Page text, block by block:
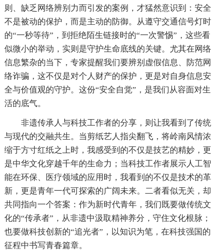
则、缺乏网络辨别力而引发的案例，才猛然意识到：安全
不是被动的保护，而是主动的防御。从遵守交通信号灯时
的“一秒等待”，到拒绝陌生链接时的“一次警惕”，这些看
似微小的举动，实则是守护生命底线的关键。尤其在网络
信息繁杂的当下，专家提醒我们要辨别虚假信息、防范网
络诈骗，这不仅是对个人财产的保护，更是对自身信息安
全与价值观的守护。这份“安全自觉”，是我们从容面对生
活的底气。
非遗传承人与科技工作者的分享，则让我看到了传统
与现代的交融共生。当剪纸艺人指尖翻飞，将岭南风情浓
缩于方寸红纸之上时，我感受到的不仅是技艺的精妙，更
是中华文化穿越千年的生命力；当科技工作者展示人工智
能在环保、医疗领域的应用时，我看到的不仅是技术的革
新，更是青年一代可探索的广阔未来。二者看似无关，却
共同指向一个答案：作为新时代青年，我们既要做传统文
化的“传承者”，从非遗中汲取精神养分，守住文化根脉；
也要做科技创新的“追光者”，以知识为笔，在科技强国的
征程中书写青春篇章。